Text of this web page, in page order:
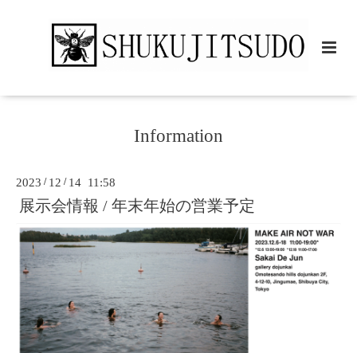
Information
2023 / 12 / 14 11:58
展示会情報 / 年末年始の営業予定